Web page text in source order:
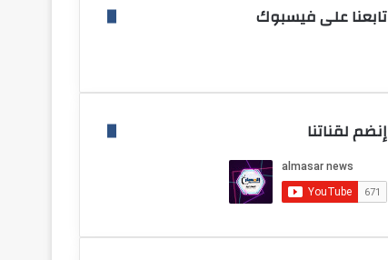
تابعنا على فيسبوك
إنضم لقناتنا